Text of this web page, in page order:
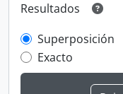
Resultados
Superposición
Exacto